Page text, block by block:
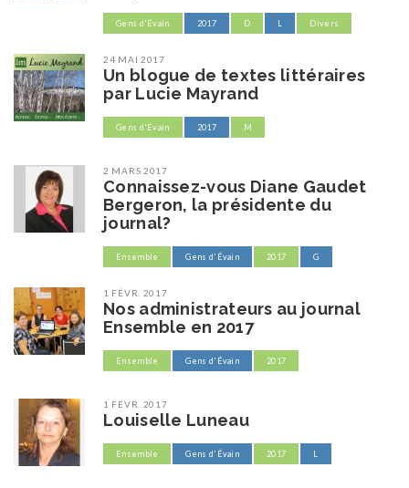
Gens d'Évain 2017 D L Divers
24 MAI 2017
Un blogue de textes littéraires
par Lucie Mayrand
Gens d'Évain 2017 M
2 MARS 2017
Connaissez-vous Diane Gaudet
Bergeron, la présidente du
journal?
Ensemble Gens d'Évain 2017 G
1 FÉVR. 2017
Nos administrateurs au journal
Ensemble en 2017
Ensemble Gens d'Évain 2017
1 FÉVR. 2017
Louiselle Luneau
Ensemble Gens d'Évain 2017 L